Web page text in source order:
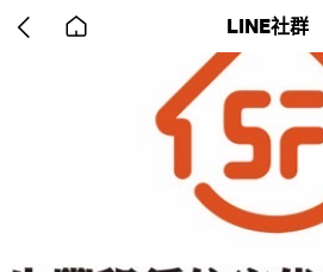
back LINE社群